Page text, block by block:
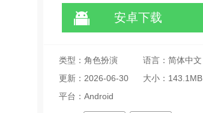
安卓下载
类型：角色扮演
语言：简体中文
更新：2026-06-30
16:13:04
大小：143.1MB
平台：Android